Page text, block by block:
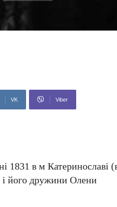
VK Viber
1831 в м Катеринославі
і його дружини Олени